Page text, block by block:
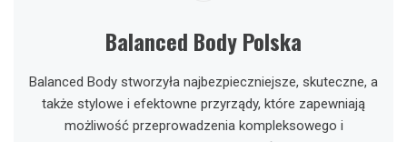
Balanced Body Polska
Balanced Body stworzyła najbezpieczniejsze, skuteczne, a
także stylowe i efektowne przyrządy, które zapewniają
możliwość przeprowadzenia kompleksowego i